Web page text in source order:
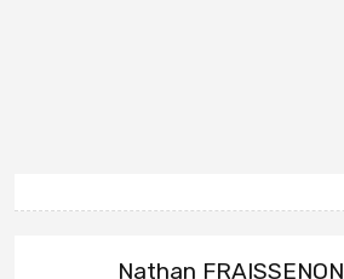
Nathan FRAISSENON